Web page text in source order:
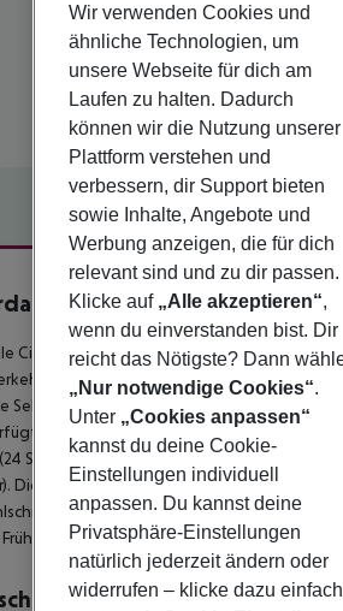
Hotelbeschreibung
Caransa
4
Cityhotel der gehobenen Mittelklasse
sind nur ca. 100 m vom Hotel
Sehenswürdigkeiten und umfangreiche
über ein 6-geschossiges
Stunden besetzt), Hotelsafe und
Die komfortabel eingerichteten Zimmer
Tee- und
an einem Buffet zusammenstellen.
Wir verwenden Cookies und
ähnliche Technologien, um
unsere Webseite für dich am
Laufen zu halten. Dadurch
können wir die Nutzung unserer
Plattform verstehen und
verbessern, dir Support bieten
sowie Inhalte, Angebote und
Werbung anzeigen, die für dich
relevant sind und zu dir passen.
Klicke auf „Alle akzeptieren“,
wenn du einverstanden bist. Dir
reicht das Nötigste? Dann
„Nur notwendige Cookies“.
Unter „Cookies anpassen“
kannst du deine Cookie-
Einstellungen individuell
anpassen. Du kannst deine
Privatsphäre-Einstellungen
natürlich jederzeit ändern oder
widerrufen – klicke dazu einfach